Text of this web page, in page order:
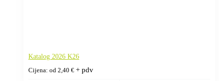
Katalog 2026 K26
Cijena: od 2,40 € + pdv